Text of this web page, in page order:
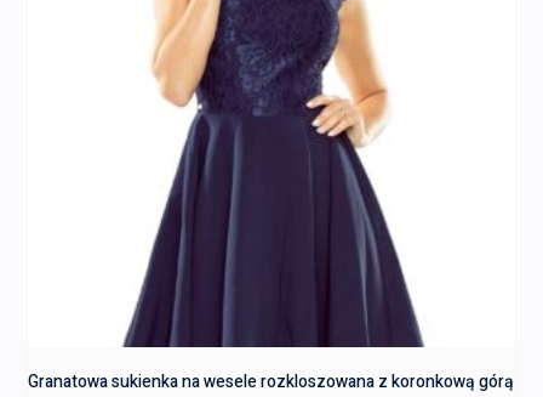
Granatowa sukienka na wesele rozkloszowana z koronkową górą